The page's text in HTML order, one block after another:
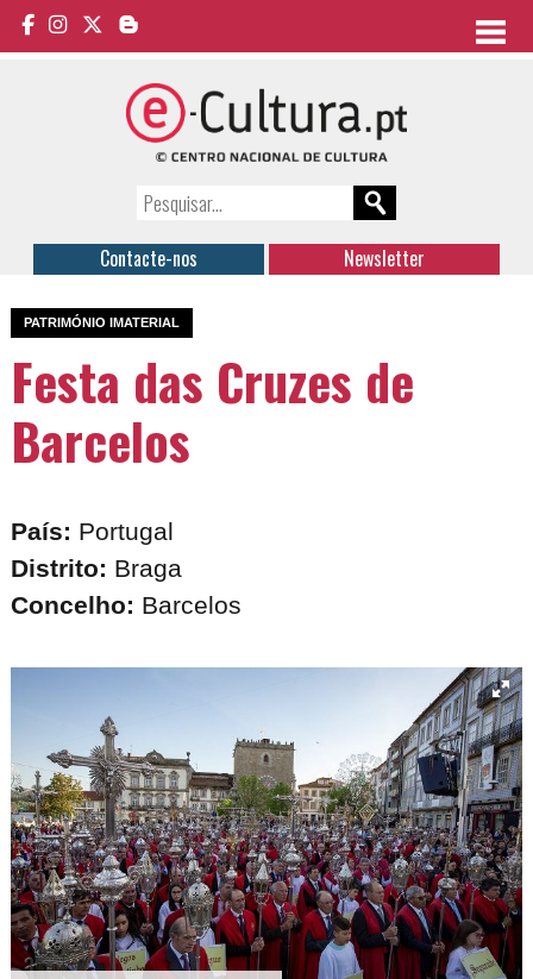
Contacte-nos Newsletter
PATRIMÓNIO IMATERIAL
Festa das Cruzes de
Barcelos
País: Portugal
Distrito: Braga
Concelho: Barcelos